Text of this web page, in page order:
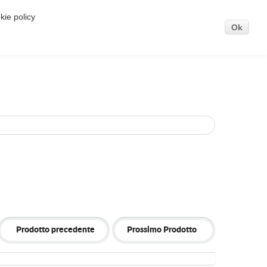
Prodotto precedente Prossimo Prodotto
policy. Se vuoi saperne di più o negare il consenso
Ok